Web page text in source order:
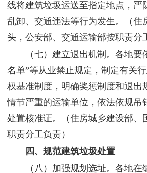
线将建筑垃圾运送至指定地点，严
乱卸、交通违法等行为发生。
（
头，公安部、交通运输部按职责分
（七）建立退出机制。 各地要
名单”等从业禁止规定，制定有关
权基准制度，明确奖惩制度和退出
情节严重的运输单位，依法依规吊
处置核准证。
（住房城乡建设部
职责分工负责）
四、规范建筑垃圾处置
（八）加强规划选址。 各地在